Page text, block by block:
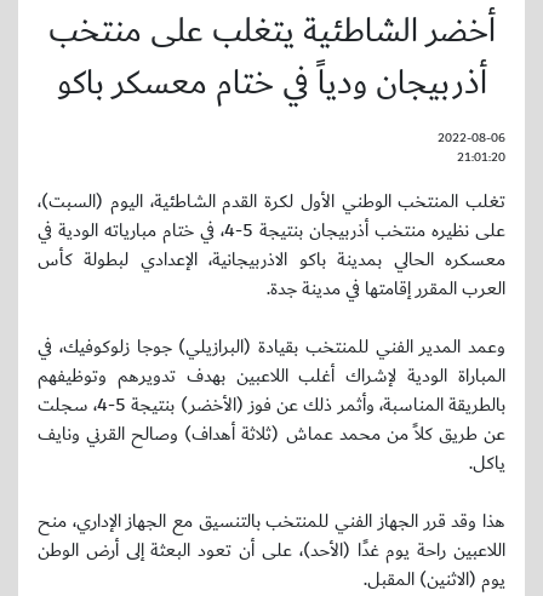
أخضر الشاطئية يتغلب على منتخب
أذربيجان ودياً في ختام معسكر باكو
2022-08-06
21:01:20
تغلب المنتخب الوطني الأول لكرة القدم الشاطئية، اليوم (السبت)،
على نظيره منتخب أذربيجان بنتيجة 5-4، في ختام مبارياته الودية في
معسكره الحالي بمدينة باكو الاذربيجانية، الإعدادي لبطولة كأس
العرب المقرر إقامتها في مدينة جدة.
وعمد المدير الفني للمنتخب بقيادة (البرازيلي) جوجا زلوكوفيك، في
المباراة الودية لإشراك أغلب اللاعبين بهدف تدويرهم وتوظيفهم
بالطريقة المناسبة، وأثمر ذلك عن فوز (الأخضر) بنتيجة 5-4، سجلت
عن طريق كلاً من محمد عماش (ثلاثة أهداف) وصالح القرني ونايف
ياكل.
هذا وقد قرر الجهاز الفني للمنتخب بالتنسيق مع الجهاز الإداري، منح
اللاعبين راحة يوم غدًا (الأحد)، على أن تعود البعثة إلى أرض الوطن
يوم (الاثنين) المقبل.